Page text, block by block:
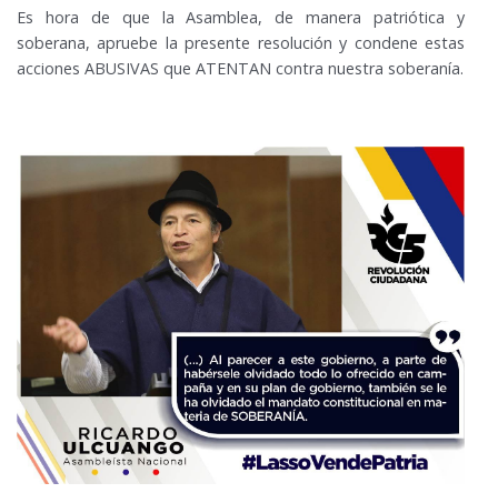
Es hora de que la Asamblea, de manera patriótica y
soberana, apruebe la presente resolución y condene estas
acciones ABUSIVAS que ATENTAN contra nuestra soberanía.